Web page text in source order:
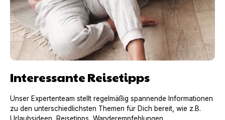
Interessante Reisetipps
Unser Expertenteam stellt regelmäßig spannende Informationen
zu den unterschiedlichsten Themen für Dich bereit, wie z.B.